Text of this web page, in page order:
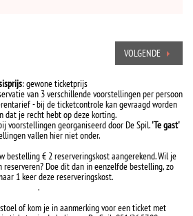
VOLGENDE
: gewone ticketprijs
van 3 verschillende voorstellingen per persoon
- bij de ticketcontrole kan gevraagd worden
dat je recht hebt op deze korting.
voorstellingen georganiseerd door De Spil.'Te gast'
vallen hier niet onder.
bestelling € 2 reserveringskost aangerekend. Wil je
Doe dit dan in eenzelfde bestelling, zo
1 keer deze reserveringskost.
.
of kom je in aanmerking voor een ticket met